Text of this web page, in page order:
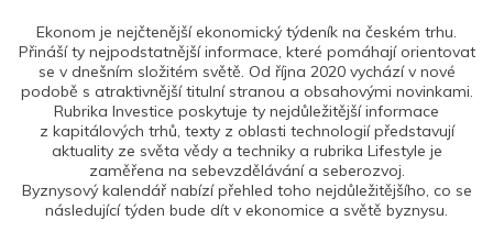
Ekonom je nejčtenější ekonomický týdeník na českém trhu.
Přináší ty nejpodstatnější informace, které pomáhají orientovat
se v dnešním složitém světě. Od října 2020 vychází v nové
podobě s atraktivnější titulní stranou a obsahovými novinkami.
Rubrika Investice poskytuje ty nejdůležitější informace
z kapitálových trhů, texty z oblasti technologií představují
aktuality ze světa vědy a techniky a rubrika Lifestyle je
zaměřena na sebevzdělávání a seberozvoj.
Byznysový kalendář nabízí přehled toho nejdůležitějšího, co se
následující týden bude dít v ekonomice a světě byznysu.